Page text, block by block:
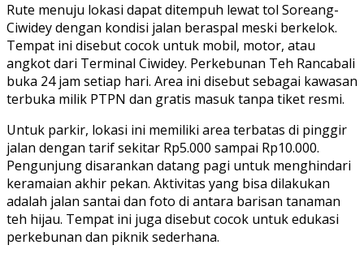
Rute menuju lokasi dapat ditempuh lewat tol Soreang-
Ciwidey dengan kondisi jalan beraspal meski berkelok.
Tempat ini disebut cocok untuk mobil, motor, atau
angkot dari Terminal Ciwidey. Perkebunan Teh Rancabali
buka 24 jam setiap hari. Area ini disebut sebagai kawasan
terbuka milik PTPN dan gratis masuk tanpa tiket resmi.
Untuk parkir, lokasi ini memiliki area terbatas di pinggir
jalan dengan tarif sekitar Rp5.000 sampai Rp10.000.
Pengunjung disarankan datang pagi untuk menghindari
keramaian akhir pekan. Aktivitas yang bisa dilakukan
adalah jalan santai dan foto di antara barisan tanaman
teh hijau. Tempat ini juga disebut cocok untuk edukasi
perkebunan dan piknik sederhana.